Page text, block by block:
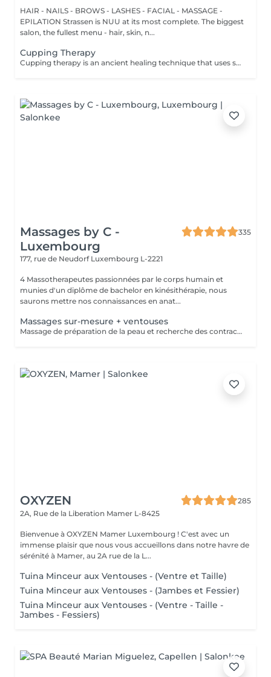
HAIR - NAILS - BROWS - LASHES - FACIAL - MASSAGE -
EPILATION Strassen is NUU at its most complete. The biggest
salon, the fullest menu - hair, skin, n...
Cupping Therapy
Cupping therapy is an ancient healing technique that uses special cups to create gentle suction on the skin. This suction promotes blood flow, relieves muscle tension, reduces inflammation, and supports deep relaxation. The treatment can help release toxins, improve circulation, and ease chronic pain or stiffness. *Please note that cupping therapy could just be added to a massage service with includes back massage.
Massages by C -
Luxembourg
335
177, rue de Neudorf Luxembourg L-2221
4 Massotherapeutes passionnées par le corps humain et
munies d'un diplôme de bachelor en kinésithérapie, nous
saurons mettre nos connaissances en anat...
Massages sur-mesure + ventouses
Massage de préparation de la peau et recherche des contractures suivis pas la pose des ventouses. Le vide est créé à l'aide d'une flamme, aucune sensation de chaud n'est ressentie durant le procédé et la technique est peu douloureuse. Le but de la cupping therapy est de soulager les tensions musculaires tout en promouvant la circulation sanguine et lymphatique.
OXYZEN
285
2A, Rue de la Liberation Mamer L-8425
Bienvenue à OXYZEN Mamer Luxembourg ! C'est avec un
immense plaisir que nous vous accueillons dans notre havre de
sérénité à Mamer, au 2A rue de la L...
Tuina Minceur aux Ventouses - (Ventre et Taille)
Tuina Minceur aux Ventouses - (Jambes et Fessier)
Tuina Minceur aux Ventouses - (Ventre - Taille -
Jambes - Fessiers)